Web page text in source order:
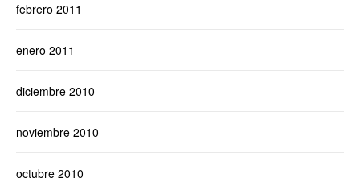
febrero 2011
enero 2011
diciembre 2010
noviembre 2010
octubre 2010